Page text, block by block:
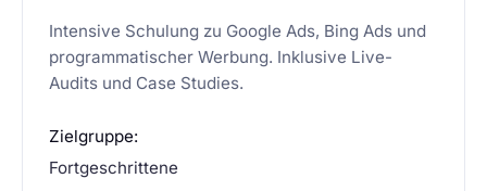
Intensive Schulung zu Google Ads, Bing Ads und
programmatischer Werbung. Inklusive Live-
Audits und Case Studies.
Zielgruppe:
Fortgeschrittene